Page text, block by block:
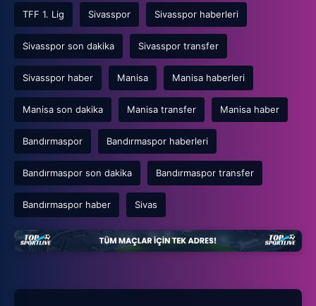
TFF 1. Lig Sivasspor Sivasspor haberleri
Sivasspor son dakika Sivasspor transfer
Sivasspor haber Manisa Manisa haberleri
Manisa son dakika Manisa transfer Manisa haber
Bandırmaspor Bandırmaspor haberleri
Bandırmaspor son dakika Bandırmaspor transfer
Bandırmaspor haber Sivas